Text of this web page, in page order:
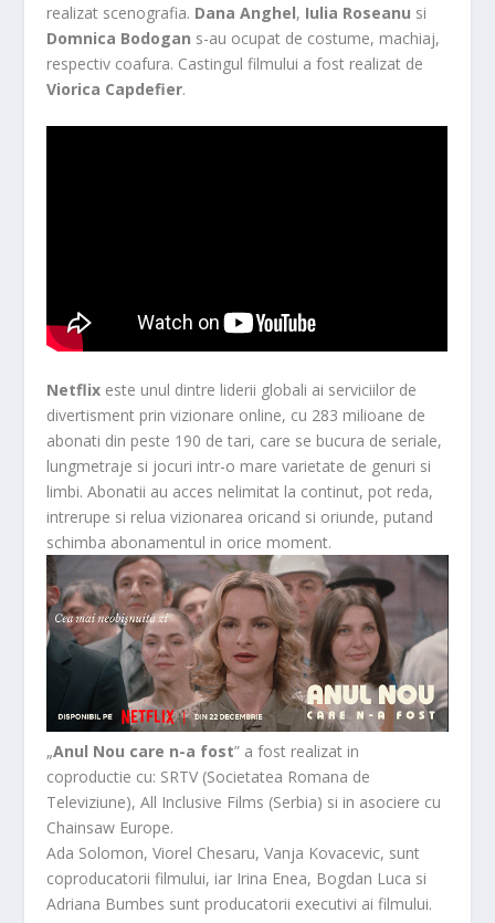
realizat scenografia. Dana Anghel, Iulia Roseanu si
Domnica Bodogan s-au ocupat de costume, machiaj,
respectiv coafura. Castingul filmului a fost realizat de
Viorica Capdefier.
Netflix este unul dintre liderii globali ai serviciilor de
divertisment prin vizionare online, cu 283 milioane de
abonati din peste 190 de tari, care se bucura de seriale,
lungmetraje si jocuri intr-o mare varietate de genuri si
limbi. Abonatii au acces nelimitat la continut, pot reda,
intrerupe si relua vizionarea oricand si oriunde, putand
schimba abonamentul in orice moment.
„Anul Nou care n-a fost” a fost realizat in
coproductie cu: SRTV (Societatea Romana de
Televiziune), All Inclusive Films (Serbia) si in asociere cu
Chainsaw Europe.
Ada Solomon, Viorel Chesaru, Vanja Kovacevic, sunt
coproducatorii filmului, iar Irina Enea, Bogdan Luca si
Adriana Bumbes sunt producatorii executivi ai filmului.